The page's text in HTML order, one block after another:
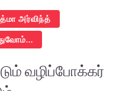
அர்விந்த்
வழிப்போக்கர்